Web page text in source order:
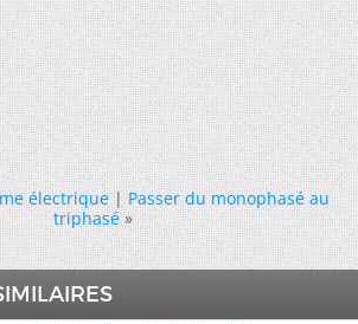
électrique|Passer du monophasé au
triphasé »